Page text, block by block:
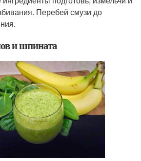
Перебей смузи до
и шпината